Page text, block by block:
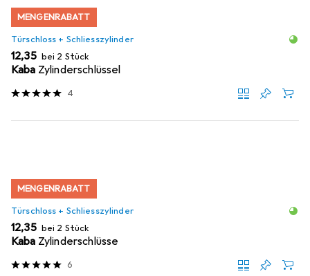
MENGENRABATT
Türschloss + Schliesszylinder
EUR
12,35 bei 2 Stück
Kaba Zylinderschlüssel
4
MENGENRABATT
Türschloss + Schliesszylinder
EUR
12,35 bei 2 Stück
Kaba Zylinderschlüsse
6